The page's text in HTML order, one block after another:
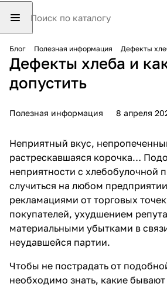
Блог Полезная информация Дефекты
Дефекты хлеба и
допустить
Полезная информация 8 апреля
Неприятный вкус,
растрескавшаяся корочка…
неприятности с хлебобулочной
случиться на любом
рекламациями от торговых
покупателей, ухудшением
материальными убытками в
неудавшейся партии.
Чтобы не пострадать от
необходимо знать, какие